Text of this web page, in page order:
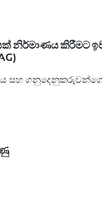
නිර්මාණය කිරීමට
සහ